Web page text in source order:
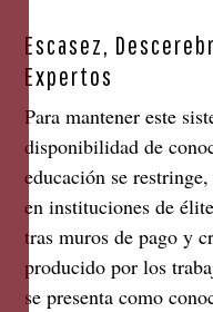
Escasez,
Expertos
Para mantener este
disponibilidad de
educación se
en instituciones de
tras muros de pago y
producido por los
se presenta como